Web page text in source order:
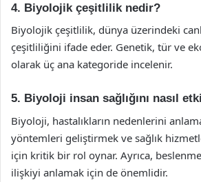
4. Biyolojik çeşitlilik nedir?
Biyolojik çeşitlilik, dünya üzerindeki
çeşitliliğini ifade eder. Genetik, tür ve
olarak üç ana kategoride incelenir.
5. Biyoloji insan sağlığını nasıl
Biyoloji, hastalıkların nedenlerini
yöntemleri geliştirmek ve sağlık
için kritik bir rol oynar. Ayrıca,
ilişkiyi anlamak için de önemlidir.